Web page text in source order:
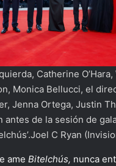
Catherine
Monica Bellucci, el
Jenna Ortega, Justin
antes de la sesión de
C Ryan
ame Bitelchús, nunca